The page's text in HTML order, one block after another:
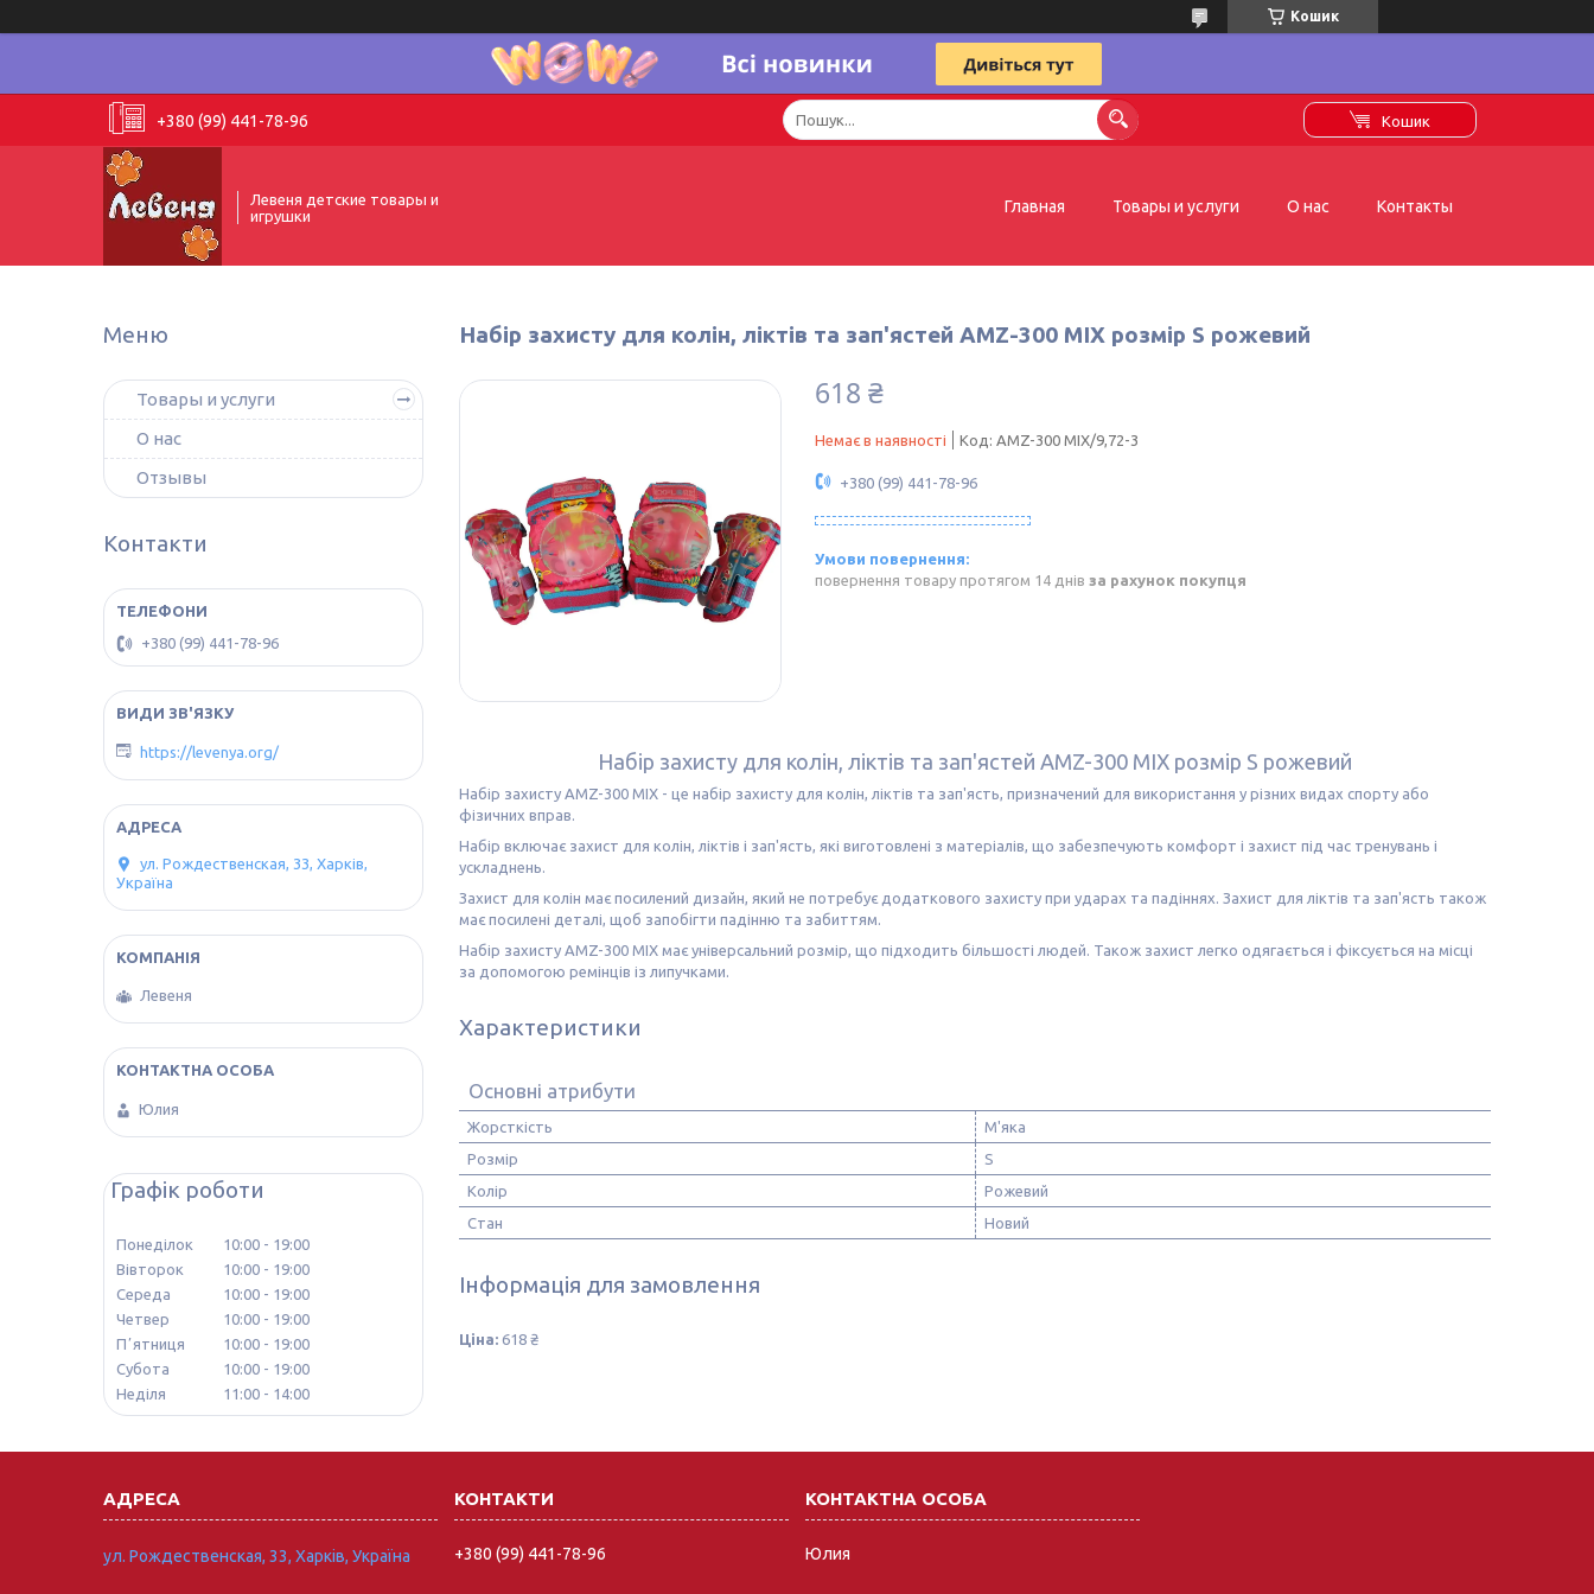
Кошик
+380 (99) 441-78-96 Кошик
Левеня детские товары и
игрушки
Главная Товары и услуги О нас Контакты
Набір захисту для колін, ліктів та зап'ястей AMZ-300 MIX розмір S рожевий
618 ₴
Немає в наявності Код: AMZ-300 MIX/9,72-3
+380 (99) 441-78-96
повернення товару протягом 14 днів за рахунок покупця
Набір захисту для колін, ліктів та зап'ястей AMZ-300 MIX розмір S рожевий
Набір захисту AMZ-300 MIX - це набір захисту для колін, ліктів та зап'ясть, призначений для використання у різних видах спорту або
фізичних вправ.
Набір включає захист для колін, ліктів і зап'ясть, які виготовлені з матеріалів, що забезпечують комфорт і захист під час тренувань і
ускладнень.
Захист для колін має посилений дизайн, який не потребує додаткового захисту при ударах та падіннях. Захист для ліктів та зап'ясть також
має посилені деталі, щоб запобігти падінню та забиттям.
Набір захисту AMZ-300 MIX має універсальний розмір, що підходить більшості людей. Також захист легко одягається і фіксується на місці
за допомогою ремінців із липучками.
Характеристики
Основні атрибути
Жорсткість
М'яка
Розмір
S
Колір
Рожевий
Стан
Новий
Інформація для замовлення
Ціна: 618 ₴
Товары и услуги
О нас
Отзывы
Контакти
+380 (99) 441-78-96
https://levenya.org/
ул. Рождественская, 33, Харків,
Україна
Левеня
Юлия
Графік роботи
Понеділок 10:00
19:00
Вівторок
10:00
19:00
Середа
10:00
19:00
Четвер
10:00
19:00
Пʼятниця
10:00
19:00
Субота
10:00
19:00
Неділя
11:00 14:00
ул. Рождественская, 33, Харків, Україна +380 (99) 441-78-96 Юлия